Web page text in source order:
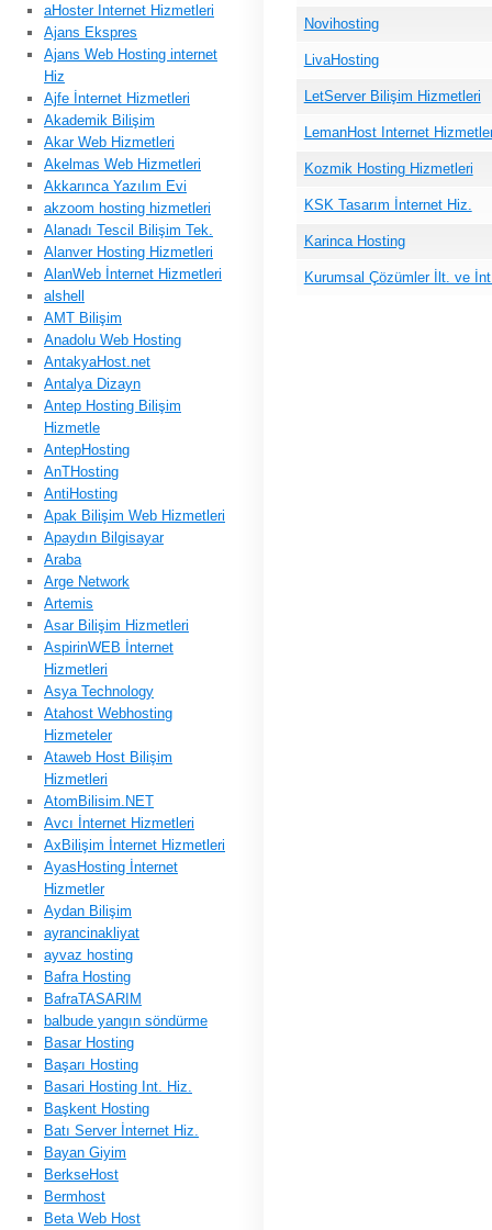
Novihosting
LivaHosting
LetServer Bilişim Hizmetleri
LemanHost Internet
Kozmik Hosting Hizmetleri
KSK Tasarım İnternet Hiz.
Karinca Hosting
Kurumsal Çözümler İlt. ve
aHoster Internet Hizmetleri
Ajans Ekspres
Ajans Web Hosting internet
Hiz
Ajfe İnternet Hizmetleri
Akademik Bilişim
Akar Web Hizmetleri
Akelmas Web Hizmetleri
Akkarınca Yazılım Evi
akzoom hosting hizmetleri
Alanadı Tescil Bilişim Tek.
Alanver Hosting Hizmetleri
AlanWeb İnternet Hizmetleri
alshell
AMT Bilişim
Anadolu Web Hosting
AntakyaHost.net
Antalya Dizayn
Antep Hosting Bilişim
Hizmetle
AntepHosting
AnTHosting
AntiHosting
Apak Bilişim Web Hizmetleri
Apaydın Bilgisayar
Araba
Arge Network
Artemis
Asar Bilişim Hizmetleri
AspirinWEB İnternet
Hizmetleri
Asya Technology
Atahost Webhosting
Hizmeteler
Ataweb Host Bilişim
Hizmetleri
AtomBilisim.NET
Avcı İnternet Hizmetleri
AxBilişim İnternet Hizmetleri
AyasHosting İnternet
Hizmetler
Aydan Bilişim
ayrancinakliyat
ayvaz hosting
Bafra Hosting
BafraTASARIM
balbude yangın söndürme
Basar Hosting
Başarı Hosting
Basari Hosting Int. Hiz.
Başkent Hosting
Batı Server İnternet Hiz.
Bayan Giyim
BerkseHost
Bermhost
Beta Web Host